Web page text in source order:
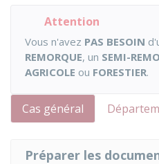
Attention
Vous n'avez PAS BESOIN
REMORQUE, un SEMI-
AGRICOLE ou FORESTIER.
Cas général
Préparer les